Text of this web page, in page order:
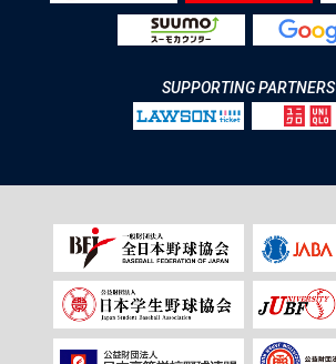
SUPPORTING PARTNERS